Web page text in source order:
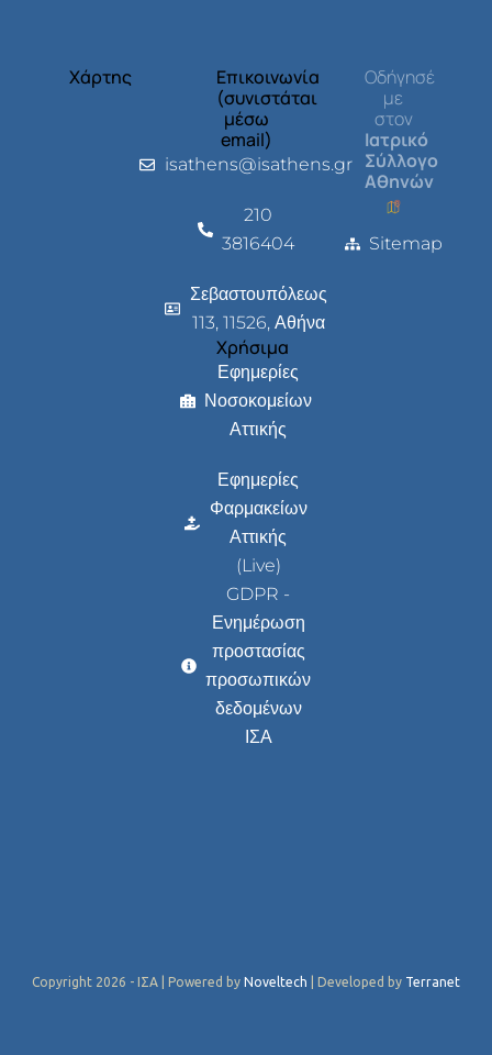
Χάρτης
Επικοινωνία
(συνιστάται
μέσω
email)
isathens@isathens.gr
210
3816404
Σεβαστουπόλεως
113, 11526, Αθήνα
Χρήσιμα
Εφημερίες
Νοσοκομείων
Αττικής
Εφημερίες
Φαρμακείων
Αττικής
(Live)
GDPR -
Ενημέρωση
προστασίας
προσωπικών
δεδομένων
ΙΣΑ
Οδήγησέ
με
στον
Ιατρικό
Σύλλογο
Αθηνών
Sitemap
Copyright 2026 - ΙΣΑ | Powered by Noveltech | Developed by Terranet